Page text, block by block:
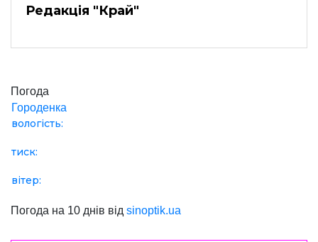
Редакція "Край"
Погода
Городенка
вологість:
тиск:
вітер:
Погода на 10 днів від sinoptik.ua